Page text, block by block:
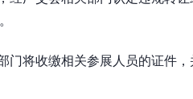
将收缴相关参展人员的证件